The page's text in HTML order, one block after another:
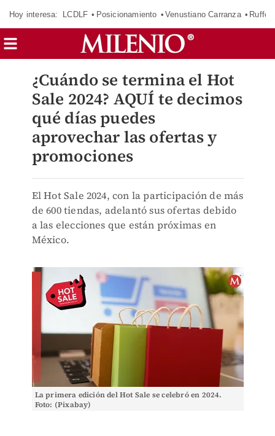
Hoy interesa: LCDLF Posicionamiento Venustiano Carranza Ruffo
¿Cuándo se termina el Hot
Sale 2024? AQUÍ te decimos
qué días puedes
aprovechar las ofertas y
promociones
El Hot Sale 2024, con la participación de más
de 600 tiendas, adelantó sus ofertas debido
a las elecciones que están próximas en
México.
La primera edición del Hot Sale se celebró en 2024.
Foto: (Pixabay)